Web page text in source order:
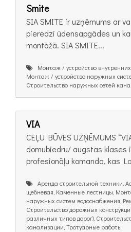
Smite
SIA SMITE ir uzņēmums ar
pieredzi ūdensapgādes un
montāžā. SIA SMITE...
Монтаж / устройство
Монтаж / устройство наружных
Строительство наружных сетей
VIA
CEĻU BŪVES UZŅĒMUMS
domubiedru/ augstas klases
profesionāļu komanda, kas
Аренда строительной техники,
щебневая, Каменные лестницы,
наружных систем водоснабжения,
Строительство дорожных
различных типов дорог),
канализации, Тротуарные работы